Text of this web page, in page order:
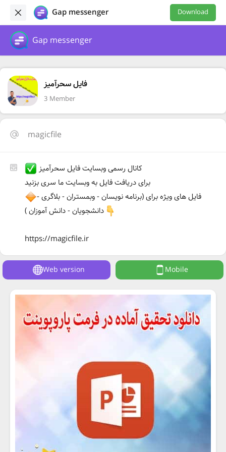
Gap messenger Download
Gap messenger
فایل سحرآمیز
3 Member
magicfile
کانال رسمی وبسایت فایل سحرآمیز
برای دریافت فایل به وبسایت ما سری بزنید
فایل های ویژه برای (برنامه نویسان - وبمستران - بلاگری -
دانشجویان - دانش آموزان )
https://magicfile.ir
Web version Mobile